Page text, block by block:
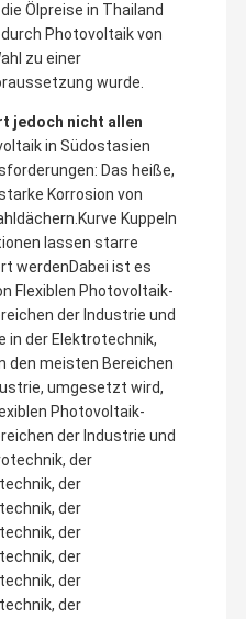
Ölpreise in Thailand
Photovoltaik von
zu einer
wurde.
jedoch nicht allen
in Südostasien
Das heiße,
Korrosion von
Kuppeln
lassen starre
werdenDabei ist es
Flexiblen Photovoltaik-
der Industrie und
in der Elektrotechnik,
den meisten Bereichen
umgesetzt wird,
Photovoltaik-
der Industrie und
der
der
der
der
der
der
der